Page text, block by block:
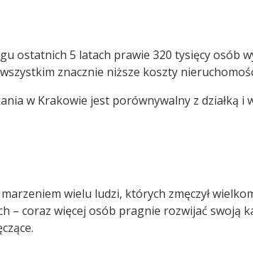
ostatnich 5 latach prawie 320 tysięcy osób
znacznie niższe koszty
w Krakowie jest porównywalny z działką
wielu ludzi, których zmęczył
– coraz więcej osób pragnie rozwijać swoją